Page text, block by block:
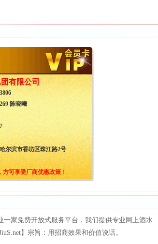
有限公司
陈晓曦
尔滨市香坊区珠江路2号
方可享受厂商优惠政策！
家免费开放式服务平台，我们提供专业网上酒水
】宗旨：用招商效果和价值说话。